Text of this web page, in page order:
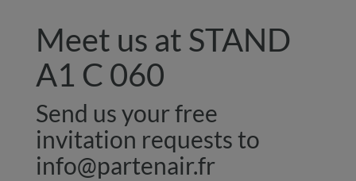
Meet us at STAND
A1 C 060
Send us your free
invitation requests to
info@partenair.fr